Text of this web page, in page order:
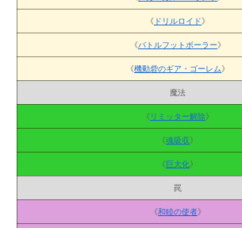
《 ドリルロイド》
《バトルフットボーラー》
《機動砦のギア・ゴーレム》
魔法
《リミッター解除》
《魂吸収》
《巨大化》
罠
《和睦の使者》